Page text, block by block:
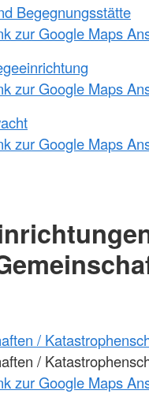
Begegnungsstätte
zur Google Maps
zur Google Maps
zur Google Maps
/
/
zur Google Maps